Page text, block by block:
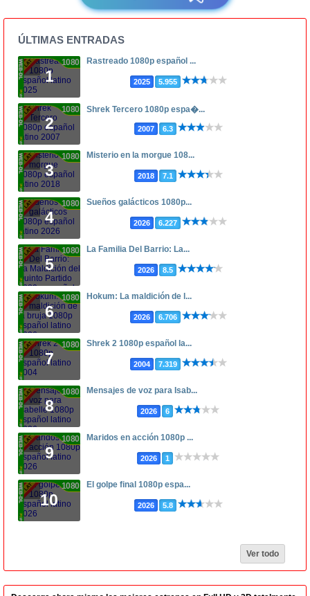
ÚLTIMAS ENTRADAS
1
1080p Rastreado 1080p español ...
2025 5.955
2
1080p Shrek Tercero 1080p espa�...
2007 6.3
3
1080p Misterio en la morgue 108...
2018 7.1
4
1080p Sueños galácticos 1080p...
2026 6.227
5
1080p La Familia Del Barrio: La...
2026 8.5
6
1080p Hokum: La maldición de l...
2026 6.706
7
1080p Shrek 2 1080p español la...
2004 7.319
8
1080p Mensajes de voz para Isab...
2026 6
9
1080p Maridos en acción 1080p ...
2026 1
10
1080p El golpe final 1080p espa...
2026 5.8
Ver todo